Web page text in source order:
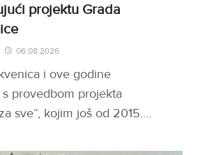
projektu Grada
06.08.2026
i ove godine
s provedbom projekta
sve“, kojim još od 2015.…